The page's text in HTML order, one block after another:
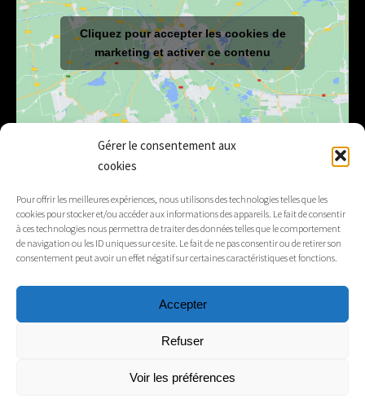
Gérer le consentement aux
cookies
Pour offrir les meilleures expériences, nous utilisons des technologies telles que les
cookies pour stocker et/ou accéder aux informations des appareils. Le fait de consentir
à ces technologies nous permettra de traiter des données telles que le comportement
de navigation ou les ID uniques sur ce site. Le fait de ne pas consentir ou de retirer son
consentement peut avoir un effet négatif sur certaines caractéristiques et fonctions.
Accepter
Refuser
Voir les préférences
Cliquez pour accepter les cookies de
marketing et activer ce contenu
Tél. 04 50 20 91 15
Mentions légales